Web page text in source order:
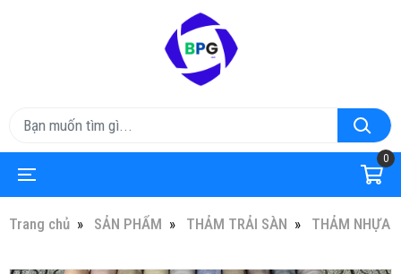
0
Trang chủ SẢN PHẨM THẢM TRẢI SÀN THẢM NHỰA